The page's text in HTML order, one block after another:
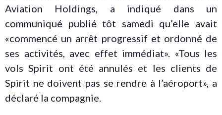
Aviation Holdings, a indiqué dans un
communiqué publié tôt samedi qu’elle avait
«commencé un arrêt progressif et ordonné de
ses activités, avec effet immédiat». «Tous les
vols Spirit ont été annulés et les clients de
Spirit ne doivent pas se rendre à l’aéroport», a
déclaré la compagnie.